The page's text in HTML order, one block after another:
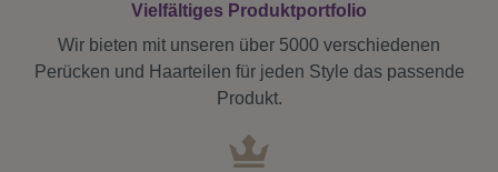
Vielfältiges Produktportfolio
Wir bieten mit unseren über 5000 verschiedenen
Perücken und Haarteilen für jeden Style das passende
Produkt.